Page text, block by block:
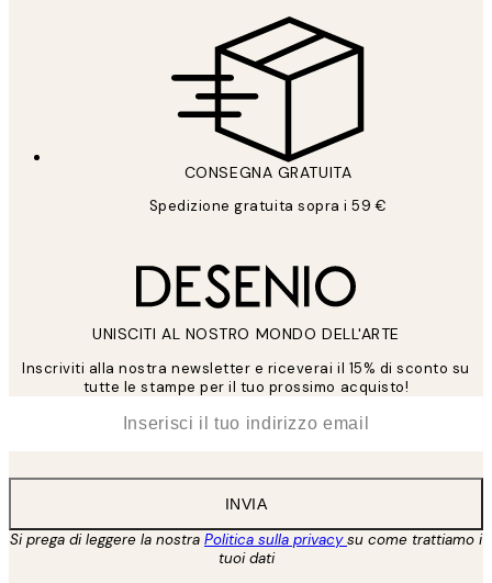
CONSEGNA GRATUITA
Spedizione gratuita sopra i 59 €
UNISCITI AL NOSTRO MONDO DELL'ARTE
Inscriviti alla nostra newsletter e riceverai il 15% di sconto su
tutte le stampe per il tuo prossimo acquisto!
INVIA
Si prega di leggere la nostra Politica sulla privacysu come trattiamo i
tuoi dati